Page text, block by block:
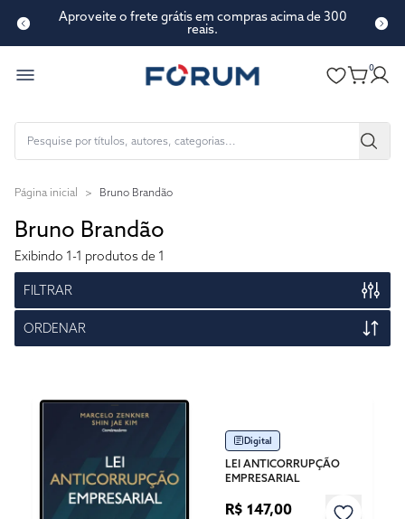
Aproveite o frete grátis em compras acima de 300
reais.
0
Página inicial > Bruno Brandão
Bruno Brandão
Exibindo 1-1 produtos de 1
FILTRAR
ORDENAR
Digital
LEI ANTICORRUPÇÃO
EMPRESARIAL
R$ 147,00